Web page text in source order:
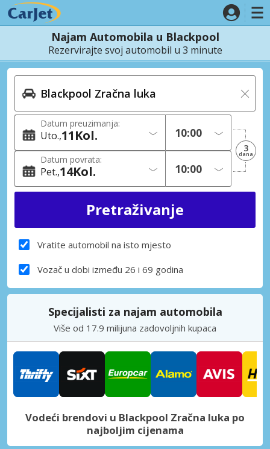
Najam Automobila u Blackpool
Rezervirajte svoj automobil u 3 minute
Datum preuzimanja:
Uto. 11Kol.
Datum povrata:
Pet. 14Kol.
3
dana
Vratite automobil na isto mjesto
Vozač u dobi između 26 i 69 godina
Specijalisti za najam automobila
Više od 17.9 milijuna zadovoljnih kupaca
Vodeći brendovi u Blackpool Zračna luka po
najboljim cijenama